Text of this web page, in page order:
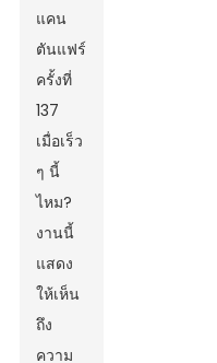
แคน
ตันแฟร์
ครั้งที่
137
เมื่อเร็ว
ๆ นี้
ไหม?
งานนี้
แสดง
ให้เห็น
ถึง
ความ